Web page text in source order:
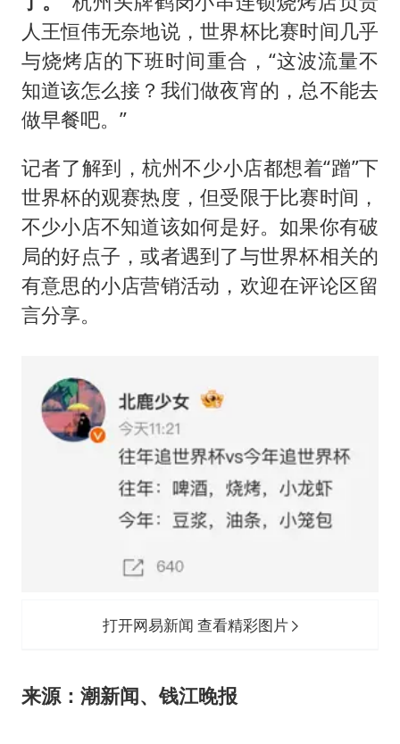
人王恒伟无奈地说，世界杯比赛时间几乎
与烧烤店的下班时间重合，“这波流量不
知道该怎么接？我们做夜宵的，总不能去
做早餐吧。”
记者了解到，杭州不少小店都想着“蹭”下
世界杯的观赛热度，但受限于比赛时间，
不少小店不知道该如何是好。如果你有破
局的好点子，或者遇到了与世界杯相关的
有意思的小店营销活动，欢迎在评论区留
言分享。
打开网易新闻 查看精彩图片
来源：潮新闻、钱江晚报